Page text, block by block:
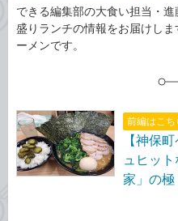
できる編集部の大食い担当・
盛りランチの情報をお届けし
ーメンです。
前編はこち
【神保
ュヒッ
家」の極